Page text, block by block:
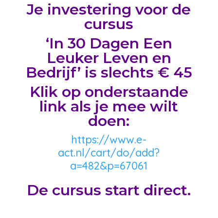
Je investering voor de
cursus
‘In 30 Dagen Een
Leuker Leven en
Bedrijf’ is slechts € 45
Klik op onderstaande
link als je mee wilt
doen:
https://www.e-
act.nl/cart/do/add?
a=482&p=67061
De cursus start direct.